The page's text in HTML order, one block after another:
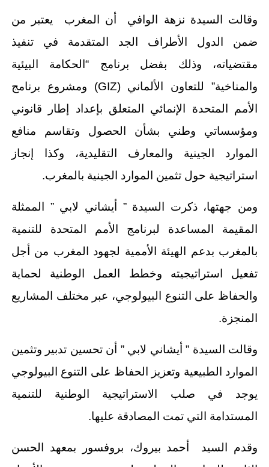
وقالت السيدة نزهة الوافي أن المغرب يعتبر من
ضمن الدول الأطراف الجد المتقدمة في تنفيذ
مقتضياته، وذلك بفضل برنامج “الحكامة البيئية
والمناخية” للتعاون الألماني (GIZ) ومشروع برنامج
الأمم المتحدة الإنمائي المتعلق بإعداد إطار قانوني
ومؤسساتي وطني بشأن الحصول وتقاسم منافع
الموارد الجينية والمعارف التقليدية، وكذا إنجاز
استراتيجية حول تثمين الموارد الجينية بالمغرب.
ومن جهتها، ذكرت السيدة ” أيشاني لابي ” الممثلة
المقيمة المساعدة لبرنامج الأمم المتحدة للتنمية
بالمغرب بدعم الهيئة الأممية لجهود المغرب من أجل
تفعيل استراتيجيته وخطط العمل الوطنية لحماية
والحفاظ على التنوع البيولوجي، عبر مختلف المشاريع
المنجزة.
وقالت السيدة ” أيشاني لابي ” أن تحسين تدبير وتثمين
الموارد الطبيعية وتعزيز الحفاظ على التنوع البيولوجي
يوجد في صلب الاستراتيجية الوطنية للتنمية
المستدامة التي تمت المصادقة عليها.
وقدم السيد أحمد بيروك، بروفسور بمعهد الحسن